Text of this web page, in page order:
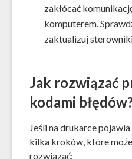
zakłócać
komputerem.
zaktualizuj
Jak rozwiązać
kodami
Jeśli na drukarce
kilka kroków, które
rozwiązać: